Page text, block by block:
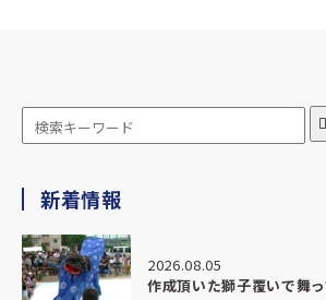
2026.04.28
うございました。
納期がかなりタイトな中でのご相談にも関
新着情報
2026.08.05
作成頂いた獅子覆いで舞っ